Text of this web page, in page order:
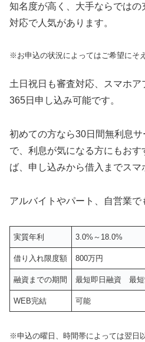
知名度が高く、大手ならでは
対応で人気があります。
※お申込の状況によってはご希望にそ
土日祝日も審査対応、スマホ
365日申し込み可能です。
初めての方なら30日間無利息
で、利息が気になる方にもお
ば、申し込みから借入までスマ
アルバイトやパート、自営業で
実質年利 3.0%～18.0%
借り入れ限度額 800万円
融資までの期間 最短即日融資 最短
WEB完結 可能
※申込の曜日、時間帯によっては翌日